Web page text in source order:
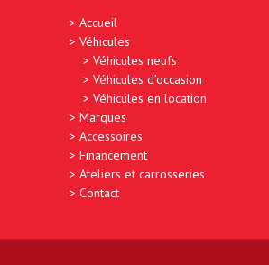
Accueil
Véhicules
Véhicules neufs
Véhicules d’occasion
Véhicules en location
Marques
Accessoires
Financement
Ateliers et carrosseries
Contact